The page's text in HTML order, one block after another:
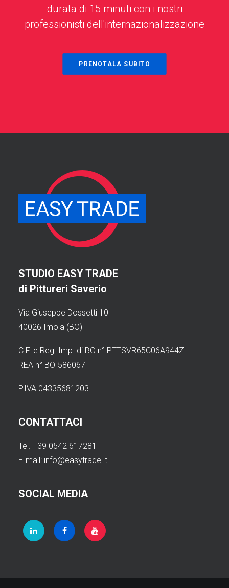
durata di 15 minuti con i nostri
professionisti dell'internazionalizzazione
PRENOTALA SUBITO
STUDIO EASY TRADE
di Pittureri Saverio
Via Giuseppe Dossetti 10
40026 Imola (BO)
C.F. e Reg. Imp. di BO n° PTTSVR65C06A944Z
REA n° BO-586067
P.IVA 04335681203
CONTATTACI
Tel. +39 0542 617281
E-mail: info@easytrade.it
SOCIAL MEDIA